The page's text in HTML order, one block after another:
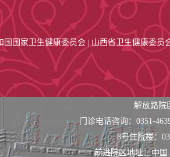
国国家卫生健康委员会 山西省卫生健康委员
解放路
门诊电话咨询：0351-
8号住院楼：
前进院区地址：中